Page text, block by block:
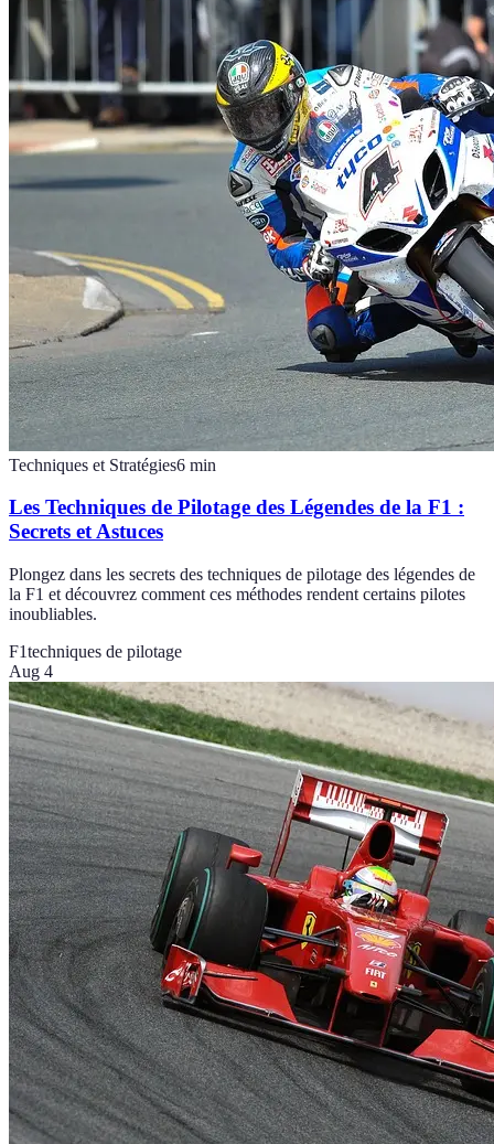
Techniques et Stratégies6 min
Les Techniques de Pilotage des Légendes de la F1 :
Secrets et Astuces
Plongez dans les secrets des techniques de pilotage des légendes de
la F1 et découvrez comment ces méthodes rendent certains pilotes
inoubliables.
F1techniques de pilotage
Aug 4